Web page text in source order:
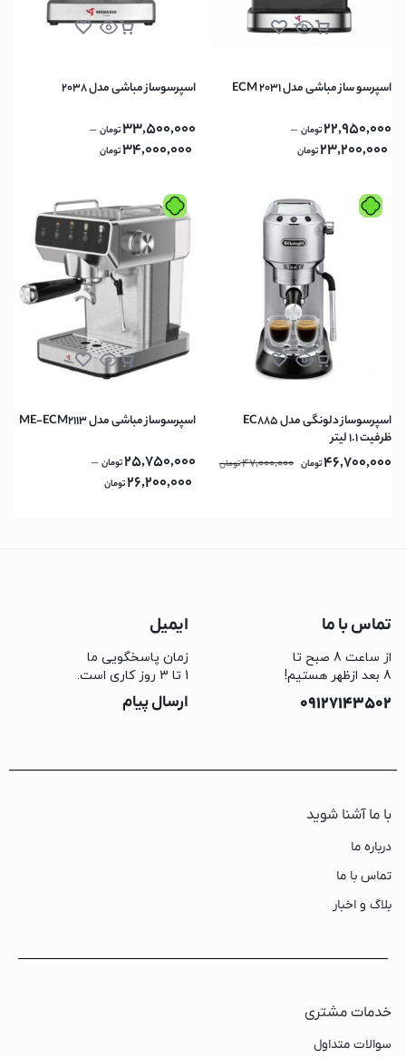
اسپرسو ساز مباشی مدل ECM 2031
22,950,000تومان –
23,200,000تومان
اسپرسوساز مباشی مدل 2038
33,500,000تومان –
34,000,000تومان
اسپرسوساز دلونگی مدل EC885
ظرفیت ۱.۱ لیتر
46,700,000تومان 47,000,000تومان
اسپرسوساز مباشی مدل ME-ECM2113
25,750,000تومان –
26,200,000تومان
تماس با ما
از ساعت 8 صبح تا
8 بعد ازظهر هستیم!
09127143502
ایمیل
زمان پاسخگویی ما
1 تا 3 روز کاری است.
ارسال پیام
با ما آشنا شوید
درباره ما
تماس با ما
بلاگ و اخبار
خدمات مشتری
سوالات متداول